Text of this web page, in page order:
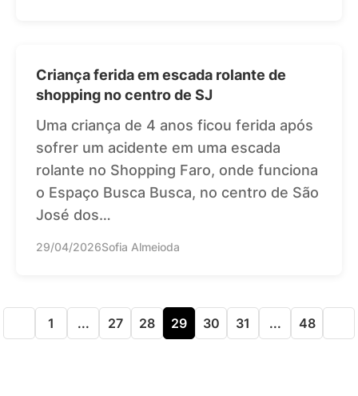
Criança ferida em escada rolante de
shopping no centro de SJ
Uma criança de 4 anos ficou ferida após
sofrer um acidente em uma escada
rolante no Shopping Faro, onde funciona
o Espaço Busca Busca, no centro de São
José dos…
29/04/2026Sofia Almeioda
1 ... 27 28 29 30 31 ... 48